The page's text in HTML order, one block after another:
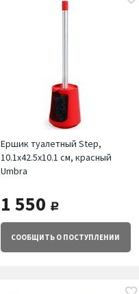
Ершик туалетный Step,
10.1х42.5х10.1 см, красный
Umbra
1 550 руб.
СООБЩИТЬ О ПОСТУПЛЕНИИ